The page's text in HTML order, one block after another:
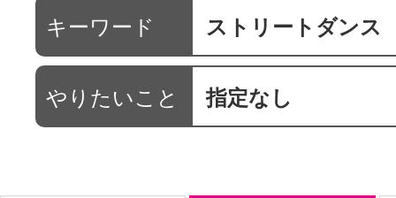
駅・路線か
通信講座を
キーワード ストリートダンス
やりたいこと 指定なし